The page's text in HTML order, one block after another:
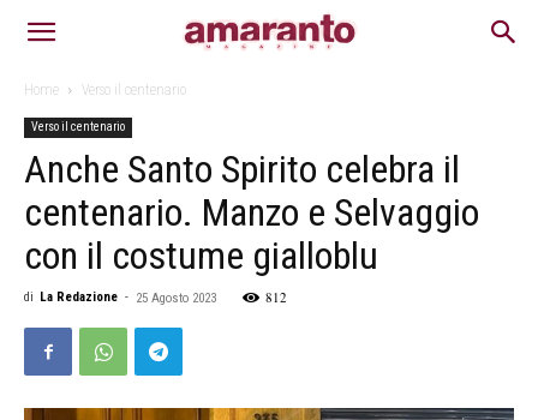
Home Verso il centenario
Verso il centenario
Anche Santo Spirito celebra il
centenario. Manzo e Selvaggio
con il costume gialloblu
di La Redazione - 25 Agosto 2023 812